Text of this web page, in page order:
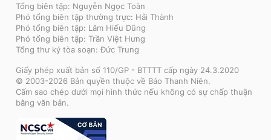
Tổng biên tập: Nguyễn Ngọc Toàn
Phó tổng biên tập thường trực: Hải Thành
Phó tổng biên tập: Lâm Hiếu Dũng
Phó tổng biên tập: Trần Việt Hưng
Tổng thư ký tòa soạn: Đức Trung
Giấy phép xuất bản số 110/GP - BTTTT cấp ngày 24.3.2020
© 2003-2026 Bản quyền thuộc về Báo Thanh Niên.
Cấm sao chép dưới mọi hình thức nếu không có sự chấp thuận
bằng văn bản.